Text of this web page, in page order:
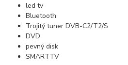
led tv
Bluetooth
Trojitý tuner DVB-C2/T2/S
DVD
pevný disk
SMARTTV